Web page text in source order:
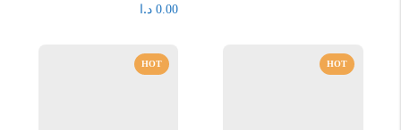
0.00 د.ا
HOT
HOT